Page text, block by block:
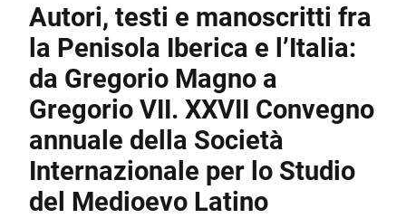
Autori, testi e manoscritti fra
la Penisola Iberica e l’Italia:
da Gregorio Magno a
Gregorio VII. XXVII Convegno
annuale della Società
Internazionale per lo Studio
del Medioevo Latino